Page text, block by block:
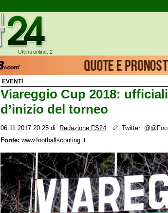
Utenti online: 2
EVENTI
Viareggio Cup 2018:
d’inizio del torneo
06.11.2017 20:25 di Redazione FS24 Twitter:
Fonte: www.footballscouting.it